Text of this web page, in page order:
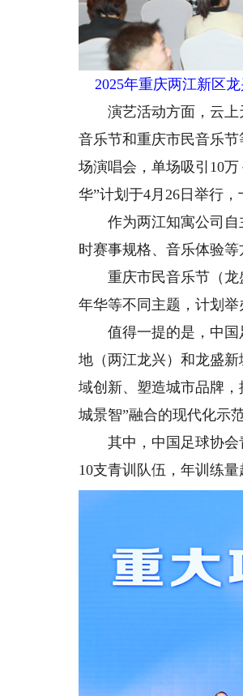
2025年重庆两江新区
演艺活动方面，云上
音乐节和重庆市民音乐
场演唱会，单场吸引10
华”计划于4月26日举行
作为两江知寓公司自
时赛事规格、音乐体验等
重庆市民音乐节（龙
年华等不同主题，计划举
值得一提的是，中国
地（两江龙兴）和龙盛
域创新、塑造城市品牌
城景智”融合的现代化示范
其中，中国足球协会
10支青训队伍，年训练